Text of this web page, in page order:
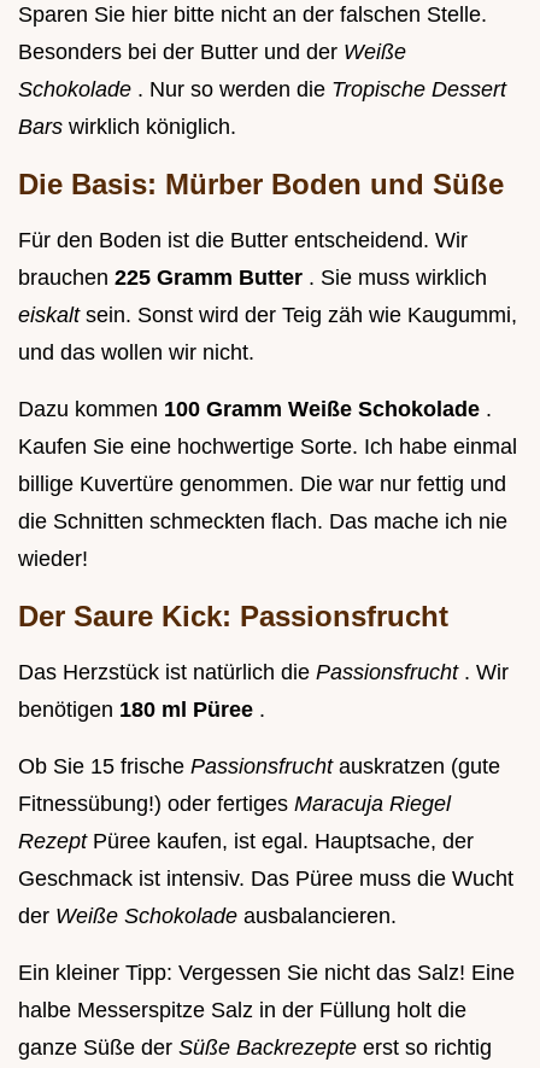
Sparen Sie hier bitte nicht an der falschen Stelle.
Besonders bei der Butter und der Weiße
Schokolade . Nur so werden die Tropische Dessert
Bars wirklich königlich.
Die Basis: Mürber Boden und Süße
Für den Boden ist die Butter entscheidend. Wir
brauchen 225 Gramm Butter . Sie muss wirklich
eiskalt sein. Sonst wird der Teig zäh wie Kaugummi,
und das wollen wir nicht.
Dazu kommen 100 Gramm Weiße Schokolade .
Kaufen Sie eine hochwertige Sorte. Ich habe einmal
billige Kuvertüre genommen. Die war nur fettig und
die Schnitten schmeckten flach. Das mache ich nie
wieder!
Der Saure Kick: Passionsfrucht
Das Herzstück ist natürlich die Passionsfrucht . Wir
benötigen 180 ml Püree .
Ob Sie 15 frische Passionsfrucht auskratzen (gute
Fitnessübung!) oder fertiges Maracuja Riegel
Rezept Püree kaufen, ist egal. Hauptsache, der
Geschmack ist intensiv. Das Püree muss die Wucht
der Weiße Schokolade ausbalancieren.
Ein kleiner Tipp: Vergessen Sie nicht das Salz! Eine
halbe Messerspitze Salz in der Füllung holt die
ganze Süße der Süße Backrezepte erst so richtig